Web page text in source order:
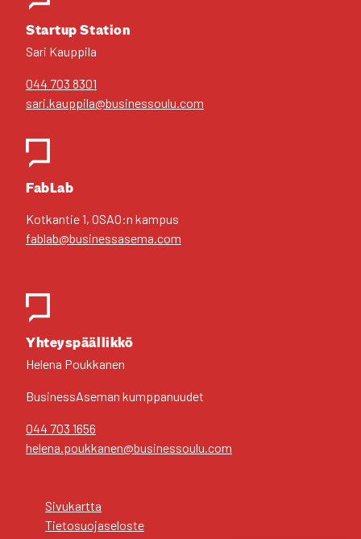
Star­tup Sta­tion
Sari Kaup­pi­la
044 703 8301
sari.kauppila@businessoulu.com
FabLab
Kot­kan­tie 1, OSAO:n kam­pus
fablab@businessasema.com
Yhteys­pääl­lik­kö
Hele­na Pouk­ka­nen
Business­Aseman kump­pa­nuu­det
044 703 1656
helena.poukkanen@businessoulu.com
Sivu­kart­ta
Tie­to­suo­ja­se­los­te